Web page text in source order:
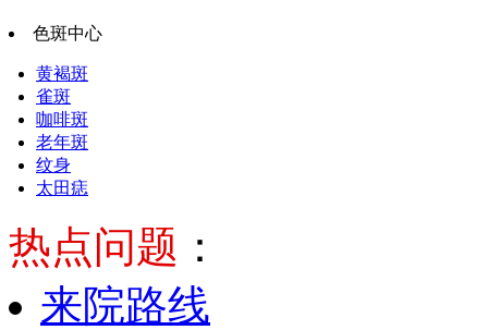
色斑中心
黄褐斑
雀斑
咖啡斑
老年斑
纹身
太田痣
热点问题 ：
来院路线